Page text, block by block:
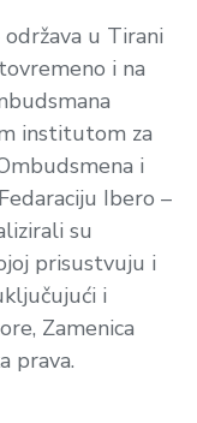
u Tirani
i na
institutom za
i
Ibero –
su
prisustvuju i
i
Zamenica
prava.